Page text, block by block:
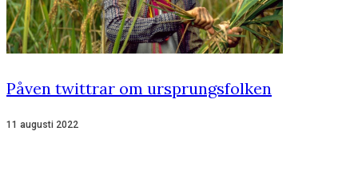
Påven twittrar om ursprungsfolken
11 augusti 2022